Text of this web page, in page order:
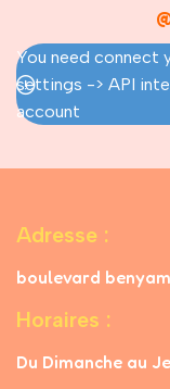
You need connect
settings -> API
account
Adresse :
boulevard
Horaires :
Du Dimanche au